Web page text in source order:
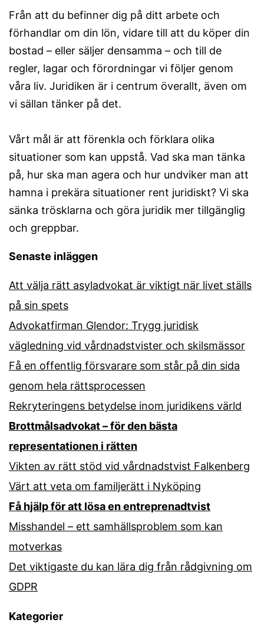
Från att du befinner dig på ditt arbete och
förhandlar om din lön, vidare till att du köper din
bostad – eller säljer densamma – och till de
regler, lagar och förordningar vi följer genom
våra liv. Juridiken är i centrum överallt, även om
vi sällan tänker på det.
Vårt mål är att förenkla och förklara olika
situationer som kan uppstå. Vad ska man tänka
på, hur ska man agera och hur undviker man att
hamna i prekära situationer rent juridiskt? Vi ska
sänka trösklarna och göra juridik mer tillgänglig
och greppbar.
Senaste inläggen
Att välja rätt asyladvokat är viktigt när livet ställs
på sin spets
Advokatfirman Glendor: Trygg juridisk
vägledning vid vårdnadstvister och skilsmässor
Få en offentlig försvarare som står på din sida
genom hela rättsprocessen
Rekryteringens betydelse inom juridikens värld
Brottmålsadvokat – för den bästa
representationen i rätten
Vikten av rätt stöd vid vårdnadstvist Falkenberg
Värt att veta om familjerätt i Nyköping
Få hjälp för att lösa en entreprenadtvist
Misshandel – ett samhällsproblem som kan
motverkas
Det viktigaste du kan lära dig från rådgivning om
GDPR
Kategorier